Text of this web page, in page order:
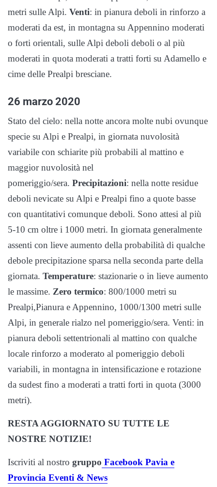
metri sulle Alpi. Venti: in pianura deboli in rinforzo a
moderati da est, in montagna su Appennino moderati
o forti orientali, sulle Alpi deboli deboli o al più
moderati in quota moderati a tratti forti su Adamello e
cime delle Prealpi bresciane.
26 marzo 2020
Stato del cielo: nella notte ancora molte nubi ovunque
specie su Alpi e Prealpi, in giornata nuvolosità
variabile con schiarite più probabili al mattino e
maggior nuvolosità nel
pomeriggio/sera. Precipitazioni: nella notte residue
deboli nevicate su Alpi e Prealpi fino a quote basse
con quantitativi comunque deboli. Sono attesi al più
5-10 cm oltre i 1000 metri. In giornata generalmente
assenti con lieve aumento della probabilità di qualche
debole precipitazione sparsa nella seconda parte della
giornata. Temperature: stazionarie o in lieve aumento
le massime. Zero termico: 800/1000 metri su
Prealpi,Pianura e Appennino, 1000/1300 metri sulle
Alpi, in generale rialzo nel pomeriggio/sera. Venti: in
pianura deboli settentrionali al mattino con qualche
locale rinforzo a moderato al pomeriggio deboli
variabili, in montagna in intensificazione e rotazione
da sudest fino a moderati a tratti forti in quota (3000
metri).
RESTA AGGIORNATO SU TUTTE LE
NOSTRE NOTIZIE!
Iscriviti al nostro gruppo Facebook Pavia e
Provincia Eventi & News